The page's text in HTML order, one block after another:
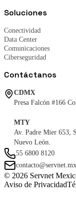
Soluciones
Conectividad
Data Center
Comunicaciones
Ciberseguridad
Contáctanos
CDMX
Presa Falcón #166
MTY
Av. Padre Mier 653,
Nuevo León.
55 6800 8120
contacto@servnet.mx
© 2026 Servnet
Aviso de Privacidad